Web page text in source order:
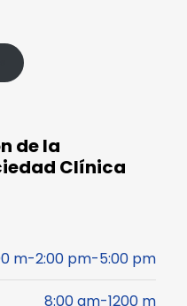
de la
Clínica
m-2:00 pm-5:00 pm
8:00 am-1200 m